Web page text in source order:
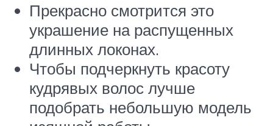
Прекрасно смотрится это
украшение на распущенных
длинных локонах.
Чтобы подчеркнуть красоту
кудрявых волос лучше
подобрать небольшую модель